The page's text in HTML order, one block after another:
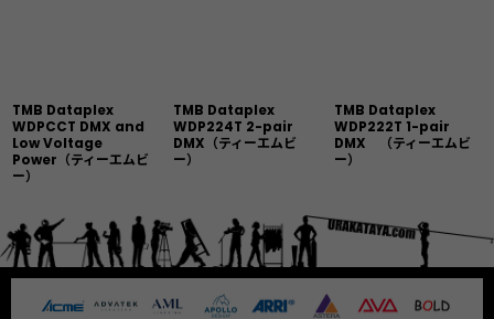
TMB Dataplex
WDPCCT DMX and
Low Voltage
Power（ティーエムビ
ー）
TMB Dataplex
WDP224T 2-pair
DMX（ティーエムビ
ー）
TMB Dataplex
WDP222T 1-pair
DMX （ティーエムビ
ー）